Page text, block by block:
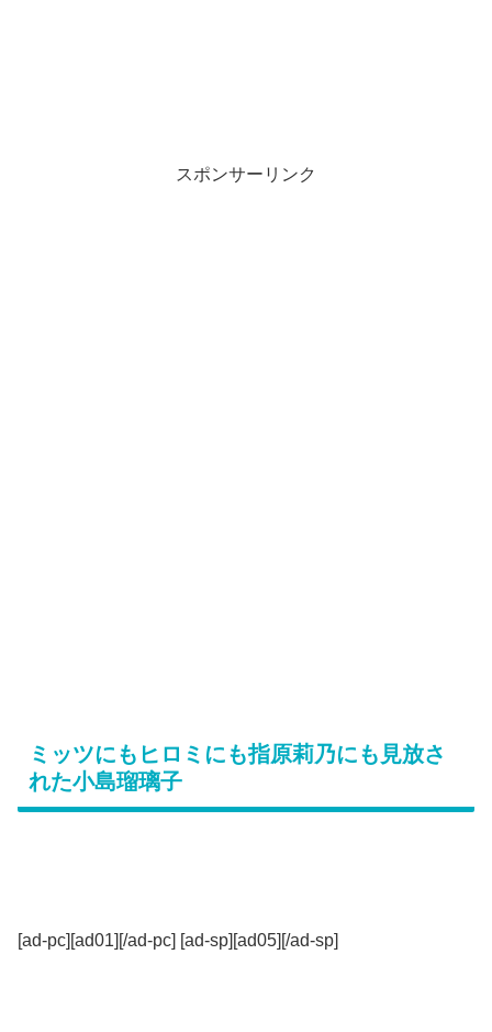
スポンサーリンク
ミッツにもヒロミにも指原莉乃にも見放さ
れた小島瑠璃子
[ad-pc][ad01][/ad-pc] [ad-sp][ad05][/ad-sp]